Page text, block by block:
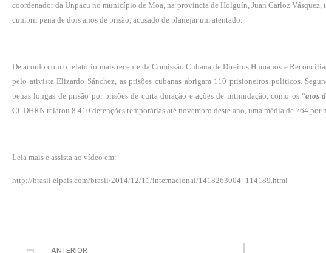
coordenador da Unpacu no município de Moa, na província de Holguín, Juan Carloz Vásquez,
cumprir pena de dois anos de prisão, acusado de planejar um atentado.
De acordo com o relatório mais recente da Comissão Cubana de Direitos Humanos e
pelo ativista Elizardo Sánchez, as prisões cubanas abrigam 110 prisioneiros políticos.
penas longas de prisão por prisões de curta duração e ações de intimidação, como os “atos
CCDHRN relatou 8.410 detenções temporárias até novembro deste ano, uma média de 764 por
Leia mais e assista ao vídeo em:
http://brasil.elpais.com/brasil/2014/12/11/internacional/1418263004_114189.html
ANTERIOR